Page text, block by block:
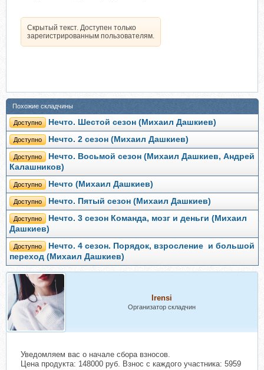
Скрытый текст. Доступен только
зарегистрированным пользователям.
Похожие складчины
Доступно Нечто. Шестой сезон (Михаил Дашкиев)
Доступно Нечто. 2 сезон (Михаил Дашкиев)
Доступно
Нечто. Восьмой сезон (Михаил Дашкиев, Андрей
Калашников)
Доступно Нечто (Михаил Дашкиев)
Доступно Нечто. Пятый сезон (Михаил Дашкиев)
Доступно
Нечто. 3 сезон Команда, мозг и деньги (Михаил
Дашкиев)
Доступно
Нечто. 4 сезон. Порядок, взросление и большой
переход (Михаил Дашкиев)
Irensi
Организатор складчин
Уведомляем вас о начале сбора взносов.
Цена продукта: 148000 руб. Взнос с каждого участника: 5959